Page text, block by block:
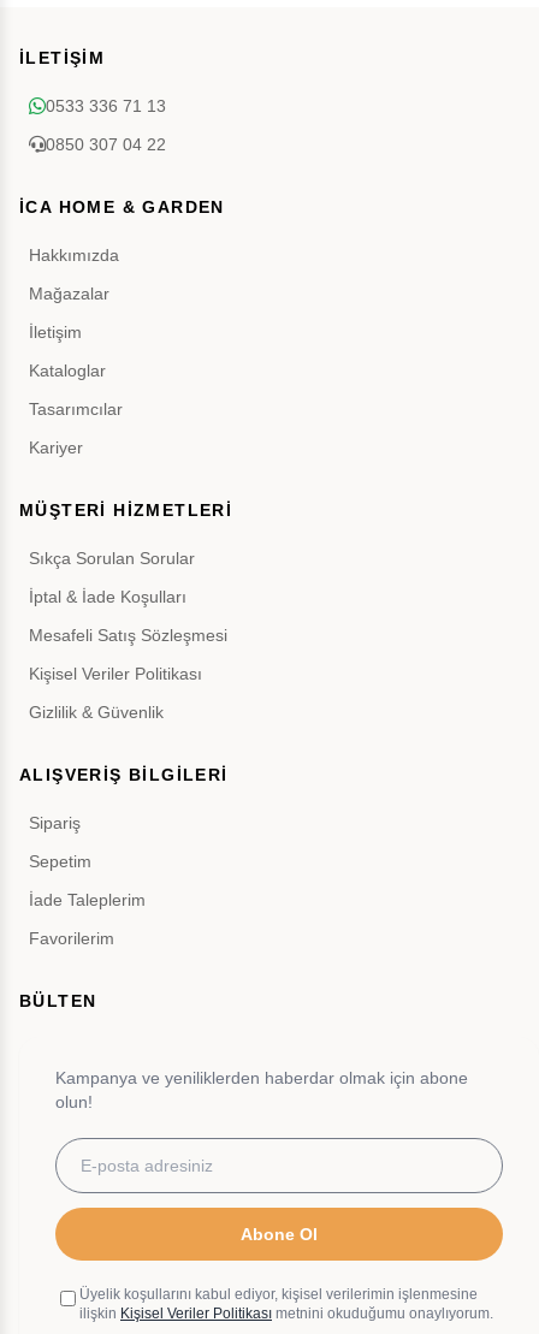
İLETİŞİM
0533 336 71 13
0850 307 04 22
İCA HOME & GARDEN
Hakkımızda
Mağazalar
İletişim
Kataloglar
Tasarımcılar
Kariyer
MÜŞTERİ HİZMETLERİ
Sıkça Sorulan Sorular
İptal & İade Koşulları
Mesafeli Satış Sözleşmesi
Kişisel Veriler Politikası
Gizlilik & Güvenlik
ALIŞVERİŞ BİLGİLERİ
Sipariş
Sepetim
İade Taleplerim
Favorilerim
BÜLTEN
Kampanya ve yeniliklerden haberdar olmak için abone
olun!
Abone Ol
Üyelik koşullarını kabul ediyor, kişisel verilerimin işlenmesine
ilişkin Kişisel Veriler Politikası metnini okuduğumu onaylıyorum.